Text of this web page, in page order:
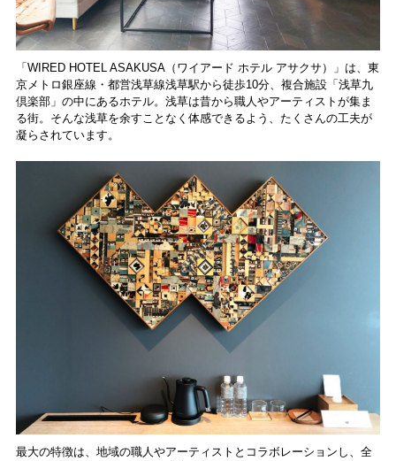
「WIRED HOTEL ASAKUSA（ワイアード ホテル アサクサ）」は、東
京メトロ銀座線・都営浅草線浅草駅から徒歩10分、複合施設「浅草九
倶楽部」の中にあるホテル。浅草は昔から職人やアーティストが集ま
る街。そんな浅草を余すことなく体感できるよう、たくさんの工夫が
凝らされています。
最大の特徴は、地域の職人やアーティストとコラボレーションし、全